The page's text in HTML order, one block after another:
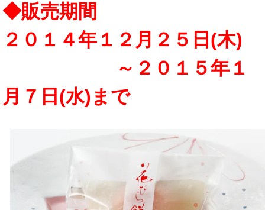
◆販売期間
２０１４年１２月２５日(木)
～２０１５年１
月７日(水)まで